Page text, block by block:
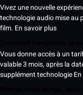
Vivez une nouvelle
technologie audio mise au
film. En savoir plus
Vous donne accès à un
valable 3 mois, après la
supplément technologie